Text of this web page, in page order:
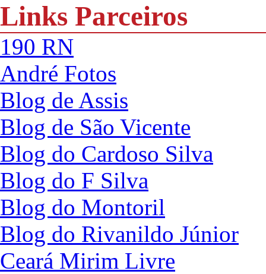
Links Parceiros
190 RN
André Fotos
Blog de Assis
Blog de São Vicente
Blog do Cardoso Silva
Blog do F Silva
Blog do Montoril
Blog do Rivanildo Júnior
Ceará Mirim Livre